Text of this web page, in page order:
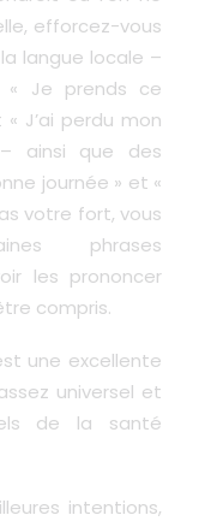
efforcez-vous
langue locale –
« Je prends ce
J’ai perdu mon
ainsi que des
journée » et «
votre fort, vous
phrases
les prononcer
compris.
une excellente
universel et
de la santé
intentions,